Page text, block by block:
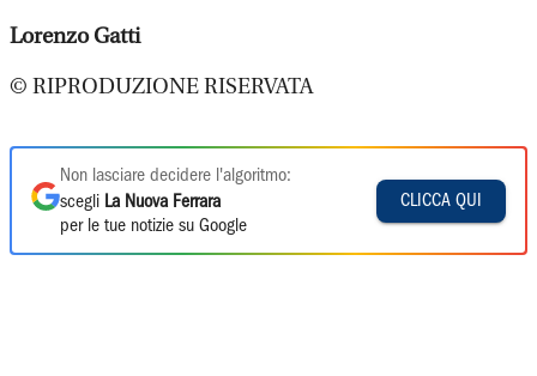
Lorenzo Gatti
© RIPRODUZIONE RISERVATA
Non lasciare decidere l'algoritmo:
scegli La Nuova Ferrara
per le tue notizie su Google
CLICCA QUI